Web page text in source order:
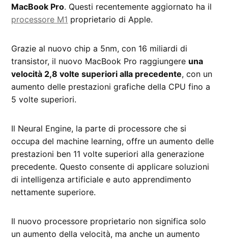
MacBook Pro. Questi recentemente aggiornato ha il
processore M1 proprietario di Apple.
Grazie al nuovo chip a 5nm, con 16 miliardi di
transistor, il nuovo MacBook Pro raggiungere una
velocità 2,8 volte superiori alla precedente, con un
aumento delle prestazioni grafiche della CPU fino a
5 volte superiori.
Il Neural Engine, la parte di processore che si
occupa del machine learning, offre un aumento delle
prestazioni ben 11 volte superiori alla generazione
precedente. Questo consente di applicare soluzioni
di intelligenza artificiale e auto apprendimento
nettamente superiore.
Il nuovo processore proprietario non significa solo
un aumento della velocità, ma anche un aumento